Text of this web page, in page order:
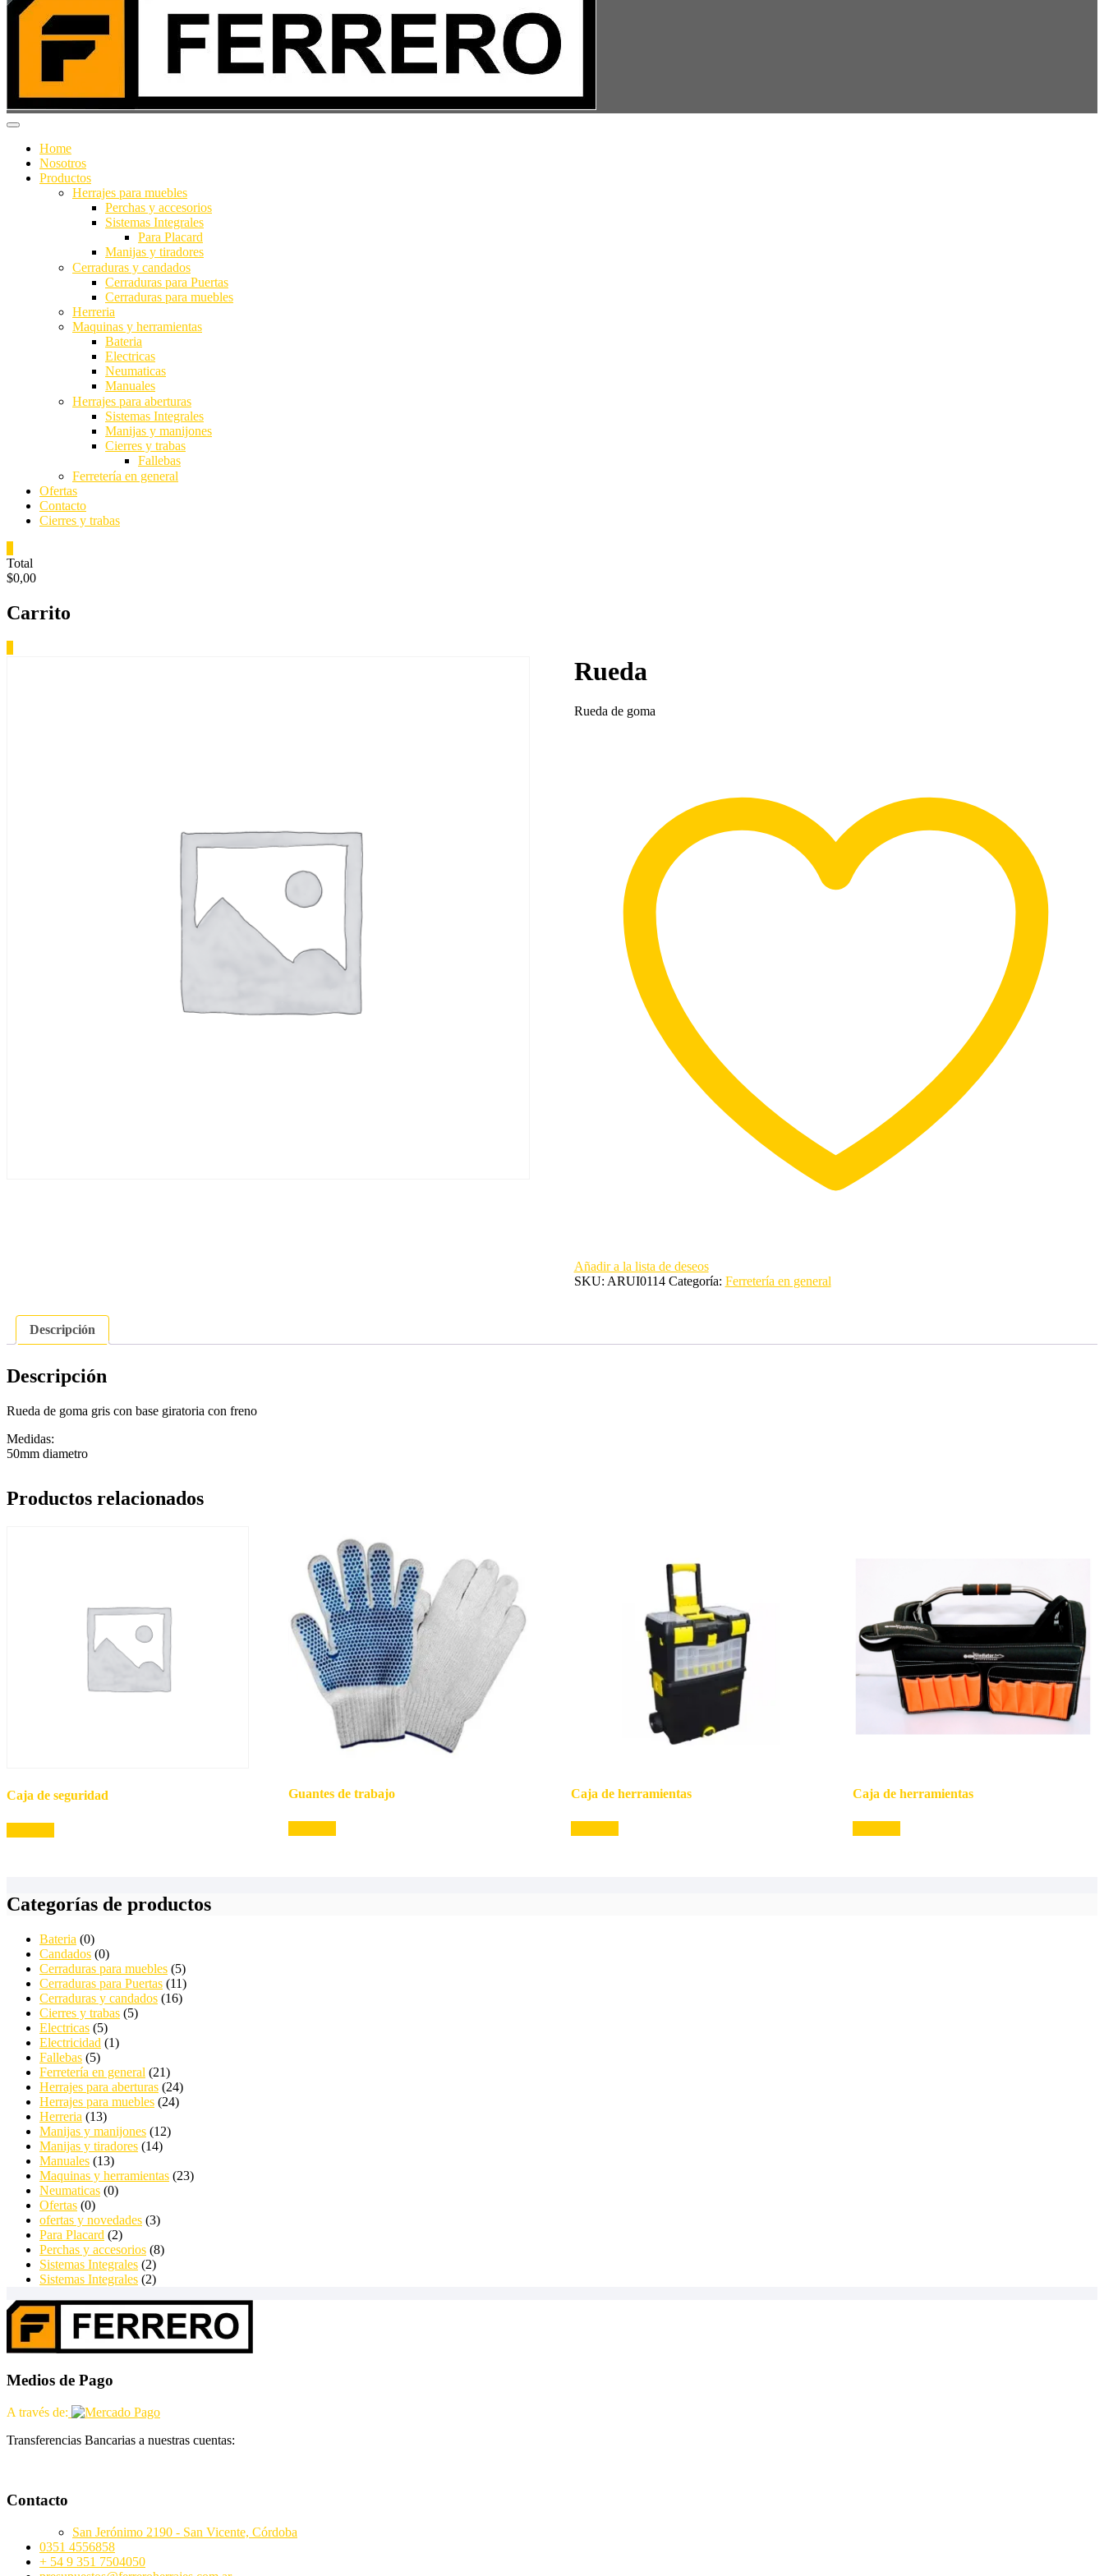
Home
Nosotros
Productos
Herrajes para muebles
Perchas y accesorios
Sistemas Integrales
Para Placard
Manijas y tiradores
Cerraduras y candados
Cerraduras para Puertas
Cerraduras para muebles
Herreria
Maquinas y herramientas
Bateria
Electricas
Neumaticas
Manuales
Herrajes para aberturas
Sistemas Integrales
Manijas y manijones
Cierres y trabas
Fallebas
Ferretería en general
Ofertas
Contacto
Cierres y trabas
Total
$0,00
Carrito
Rueda
Rueda de goma
Añadir a la lista de deseos
SKU: ARUI0114 Categoría: Ferretería en general
Descripción
Descripción
Rueda de goma gris con base giratoria con freno
Medidas:
50mm diametro
Productos relacionados
Caja de seguridad Guantes de trabajo Caja de herramientas Caja de herramientas
Categorías de productos
Bateria (0)
Candados (0)
Cerraduras para muebles (5)
Cerraduras para Puertas (11)
Cerraduras y candados (16)
Cierres y trabas (5)
Electricas (5)
Electricidad (1)
Fallebas (5)
Ferretería en general (21)
Herrajes para aberturas (24)
Herrajes para muebles (24)
Herreria (13)
Manijas y manijones (12)
Manijas y tiradores (14)
Manuales (13)
Maquinas y herramientas (23)
Neumaticas (0)
Ofertas (0)
ofertas y novedades (3)
Para Placard (2)
Perchas y accesorios (8)
Sistemas Integrales (2)
Sistemas Integrales (2)
Medios de Pago
A través de:
Transferencias Bancarias a nuestras cuentas:
Contacto
San Jerónimo 2190 - San Vicente, Córdoba
0351 4556858
+ 54 9 351 7504050